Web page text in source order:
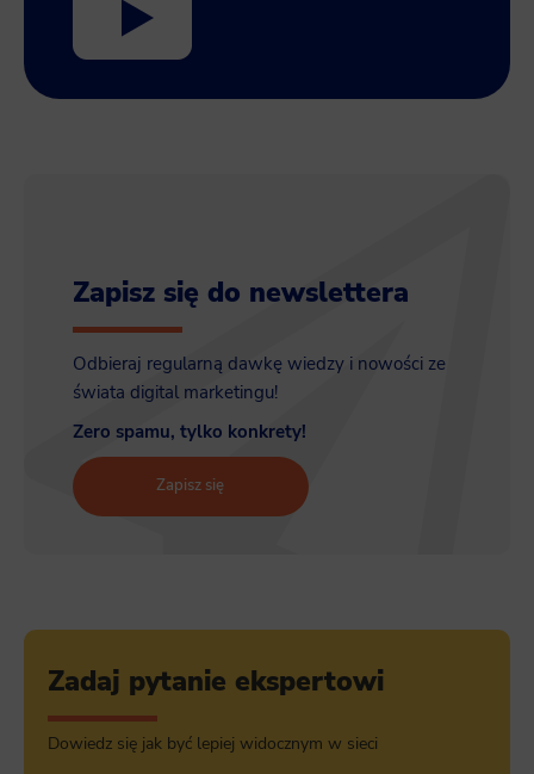
Zapisz się do newslettera
Odbieraj regularną dawkę wiedzy i nowości ze
świata digital marketingu!
Zero spamu, tylko konkrety!
Zapisz się
Zadaj pytanie ekspertowi
Dowiedz się jak być lepiej widocznym w sieci